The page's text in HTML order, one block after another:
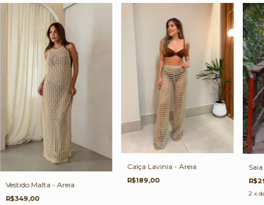
Vestido Malta - Areia
R$349,00
Calça Lavinia - Areia
R$189,00
2 x